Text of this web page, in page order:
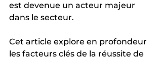
est devenue un acteur majeur
dans le secteur.
Cet article explore en profondeur
les facteurs clés de la réussite de